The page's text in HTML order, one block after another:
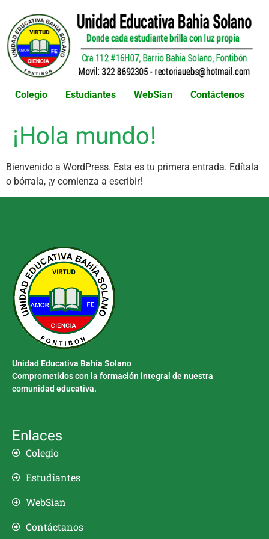
Colegio Estudiantes WebSian Contáctenos
¡Hola mundo!
Bienvenido a WordPress. Esta es tu primera entrada. Edítala
o bórrala, ¡y comienza a escribir!
Unidad Educativa Bahía Solano
Comprometidos con la formación integral de nuestra
comunidad educativa.
Enlaces
Colegio
Estudiantes
WebSian
Contáctanos